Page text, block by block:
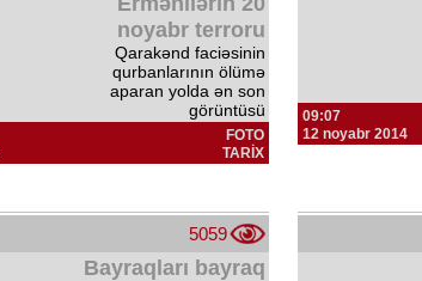
noyabr terroru
Qarakənd faciəsinin
qurbanlarının ölümə
aparan yolda ən son
görüntüsü
FOTO
TARİX
09:07
12 noyabr 2014
5059
Bayraqları bayraq